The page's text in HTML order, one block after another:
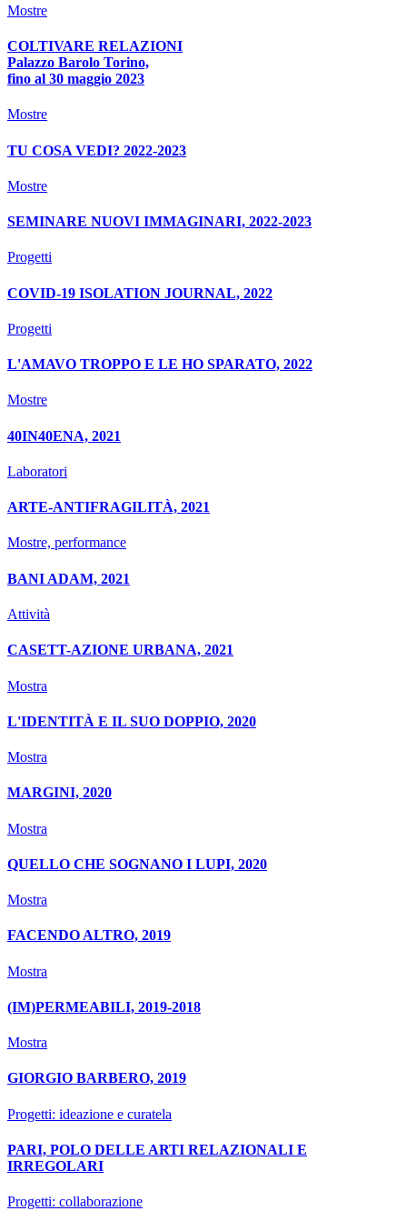
Mostre
COLTIVARE RELAZIONI
Palazzo Barolo Torino,
fino al 30 maggio 2023
Mostre
TU COSA VEDI? 2022-2023
Mostre
SEMINARE NUOVI IMMAGINARI, 2022-2023
Progetti
COVID-19 ISOLATION JOURNAL, 2022
Progetti
L'AMAVO TROPPO E LE HO SPARATO, 2022
Mostre
40IN40ENA, 2021
Laboratori
ARTE-ANTIFRAGILITÀ, 2021
Mostre, performance
BANI ADAM, 2021
Attività
CASETT-AZIONE URBANA, 2021
Mostra
L'IDENTITÀ E IL SUO DOPPIO, 2020
Mostra
MARGINI, 2020
Mostra
QUELLO CHE SOGNANO I LUPI, 2020
Mostra
FACENDO ALTRO, 2019
Mostra
(IM)PERMEABILI, 2019-2018
Mostra
GIORGIO BARBERO, 2019
Progetti: ideazione e curatela
PARI, POLO DELLE ARTI RELAZIONALI E
IRREGOLARI
Progetti: collaborazione